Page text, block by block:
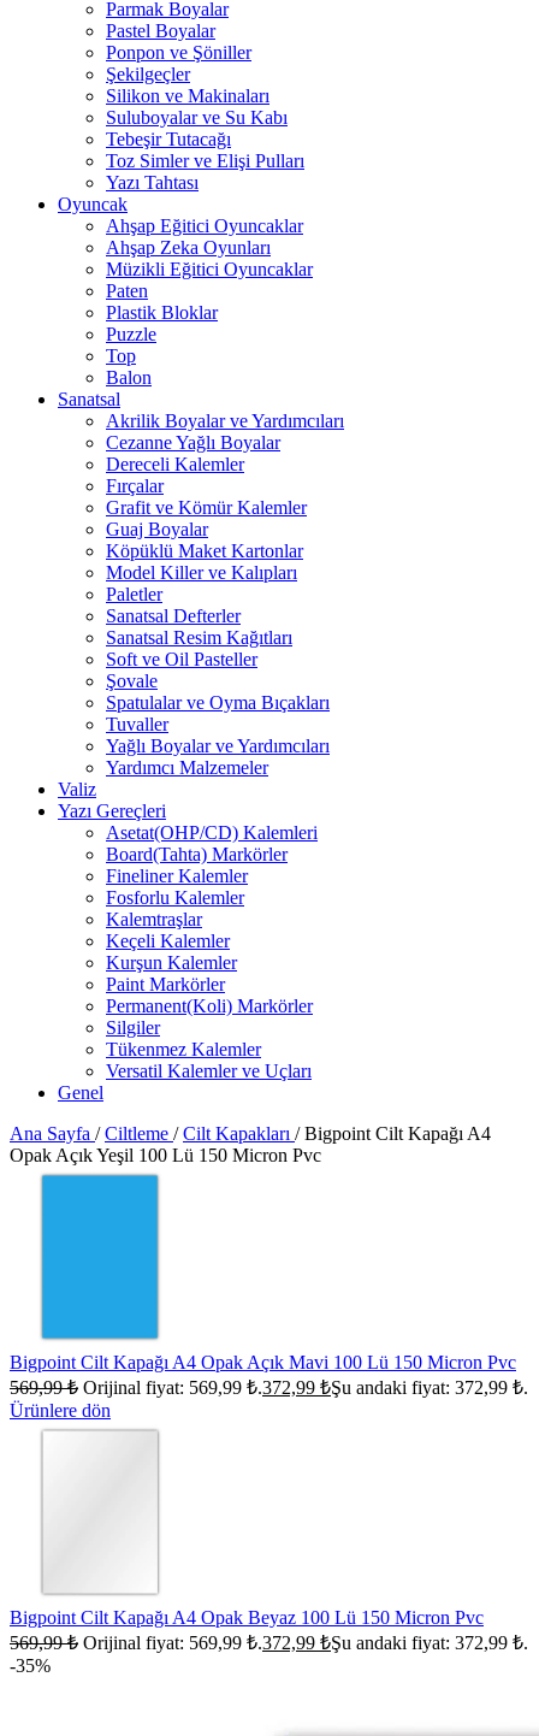
Parmak Boyalar
Pastel Boyalar
Ponpon ve Şöniller
Şekilgeçler
Silikon ve Makinaları
Suluboyalar ve Su Kabı
Tebeşir Tutacağı
Toz Simler ve Elişi Pulları
Yazı Tahtası
Oyuncak
Ahşap Eğitici Oyuncaklar
Ahşap Zeka Oyunları
Müzikli Eğitici Oyuncaklar
Paten
Plastik Bloklar
Puzzle
Top
Balon
Sanatsal
Akrilik Boyalar ve Yardımcıları
Cezanne Yağlı Boyalar
Dereceli Kalemler
Fırçalar
Grafit ve Kömür Kalemler
Guaj Boyalar
Köpüklü Maket Kartonlar
Model Killer ve Kalıpları
Paletler
Sanatsal Defterler
Sanatsal Resim Kağıtları
Soft ve Oil Pasteller
Şovale
Spatulalar ve Oyma Bıçakları
Tuvaller
Yağlı Boyalar ve Yardımcıları
Yardımcı Malzemeler
Valiz
Yazı Gereçleri
Asetat(OHP/CD) Kalemleri
Board(Tahta) Markörler
Fineliner Kalemler
Fosforlu Kalemler
Kalemtraşlar
Keçeli Kalemler
Kurşun Kalemler
Paint Markörler
Permanent(Koli) Markörler
Silgiler
Tükenmez Kalemler
Versatil Kalemler ve Uçları
Genel
Ana Sayfa / Ciltleme / Cilt Kapakları / Bigpoint Cilt Kapağı A4
Opak Açık Yeşil 100 Lü 150 Micron Pvc
Bigpoint Cilt Kapağı A4 Opak Açık Mavi 100 Lü 150 Micron Pvc
569,99₺ Orijinal fiyat: 569,99 ₺.372,99 ₺Şu andaki fiyat: 372,99 ₺.
Ürünlere dön
Bigpoint Cilt Kapağı A4 Opak Beyaz 100 Lü 150 Micron Pvc
569,99₺ Orijinal fiyat: 569,99 ₺.372,99 ₺Şu andaki fiyat: 372,99 ₺.
-35%